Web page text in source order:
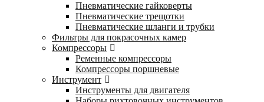
Пневматические гайковерты
Пневматические трещотки
Пневматические шланги и трубки
Фильтры для покрасочных камер
Компрессоры
Ременные компрессоры
Компрессоры поршневые
Инструмент
Инструменты для двигателя